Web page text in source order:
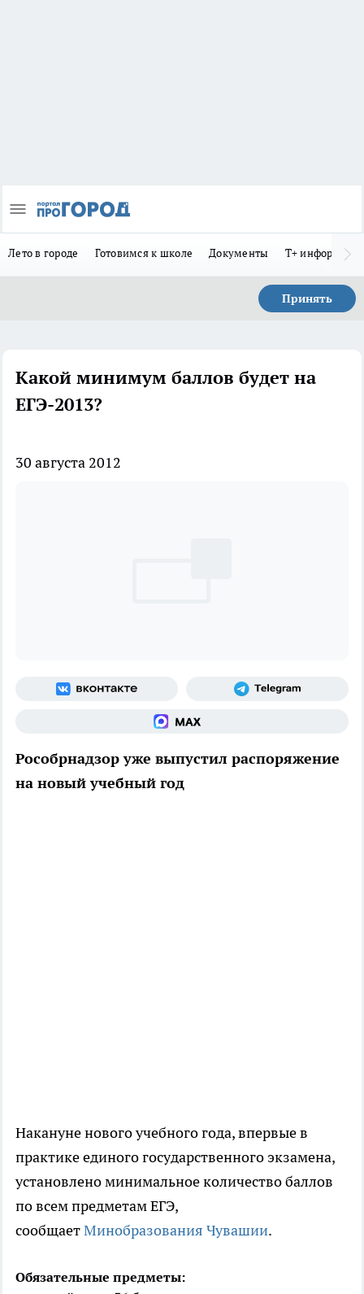
Лето в городе Готовимся к школе Документы Т+
Принять
Какой минимум баллов будет на
ЕГЭ-2013?
30 августа 2012
Рособрнадзор уже выпустил распоряжение
на новый учебный год
Накануне нового учебного года, впервые в
практике единого государственного экзамена,
установлено минимальное количество баллов
по всем предметам ЕГЭ,
сообщаетМинобразования Чувашии.
Обязательные предметы: